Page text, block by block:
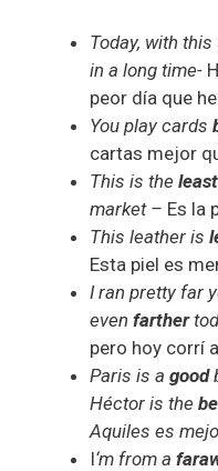
Today, with this
in a long time-
peor día que
You play cards
cartas mejor
This is the least
market – Es la
This leather is
Esta piel es
I ran pretty far
even farther
pero hoy corrí
Paris is a good
Héctor is the
Aquiles es
I‘m from a